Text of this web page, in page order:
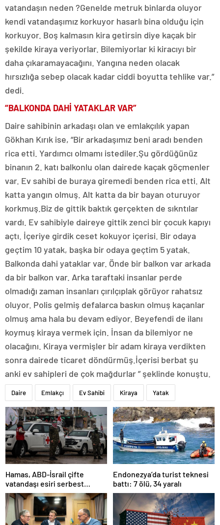
vatandaşın neden ?Genelde metruk binlarda oluyor
kendi vatandaşımız korkuyor hasarlı bina olduğu için
korkuyor. Boş kalmasın kira getirsin diye kaçak bir
şekilde kiraya veriyorlar. Bilemiyorlar ki kiracıyı bir
daha çıkaramayacağını. Yangına neden olacak
hırsızlığa sebep olacak kadar ciddi boyutta tehlike var.”
dedi.
“BALKONDA DAHİ YATAKLAR VAR”
Daire sahibinin arkadaşı olan ve emlakçılık yapan
Gökhan Kırık ise, “Bir arkadaşımız beni aradı benden
rica etti. Yardımcı olmamı istediler.Şu gördüğünüz
binanın 2. katı balkonlu olan dairede kaçak göçmenler
var. Ev sahibi de buraya giremedi benden rica etti. Alt
katta yangın olmuş. Alt katta da bir bayan oturuyor
korkmuş.Biz de gittik baktık gerçekten de sıkntılar
vardı. Ev sahibiyle daireye gittik zenci bir çocuk kapıyı
açtı. İçeriye girdik ceset kokuyor içerisi. Bir odaya
geçtim 10 yatak, başka bir odaya geçtim 5 yatak.
Balkonda dahi yataklar var. Önde bir balkon var arkada
da bir balkon var. Arka taraftaki insanlar perde
olmadığı zaman insanları çırılçıplak görüyor rahatsız
oluyor. Polis gelmiş defalarca baskın olmuş kaçanlar
olmuş ama hala bu devam ediyor. Beyefendi de ilanı
koymuş kiraya vermek için. İnsan da bilemiyor ne
olacağını. Kiraya vermişler bir adam kiraya verdikten
sonra dairede ticaret döndürmüş.İçerisi berbat şu
anki ev sahipleri de çok mağdurlar ” şeklinde konuştu.
Daire Emlakçı Ev Sahibi Kiraya Yatak
Hamas, ABD-İsrail çifte
vatandaşı esiri serbest
bırakacağını duyurdu
Endonezya’da turist teknesi
battı: 7 ölü, 34 yaralı